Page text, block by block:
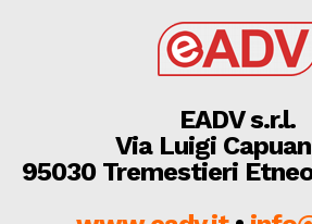
EADV s.r.l.
Via Luigi
95030 Tremestieri